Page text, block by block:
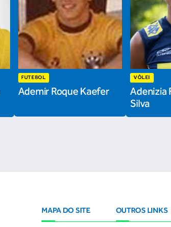
FUTEBOL
Ademir Roque Kaefer
VÔLEI
Adenizia
Silva
MAPA DO SITE OUTROS LINKS